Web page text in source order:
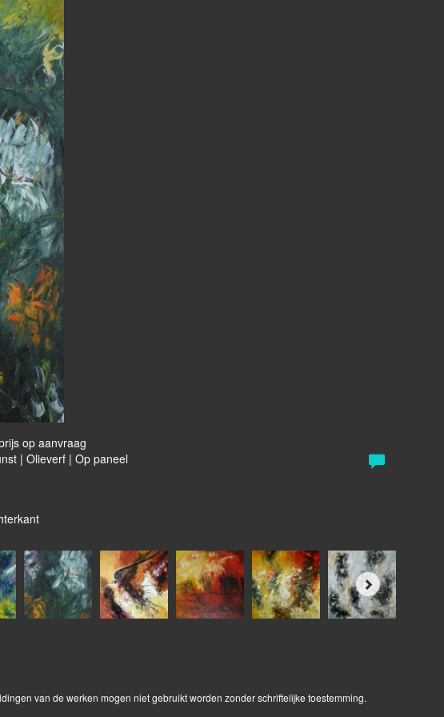
op aanvraag
| Olieverf | Op paneel
van de werken mogen niet gebruikt worden zonder schriftelijke toestemming.